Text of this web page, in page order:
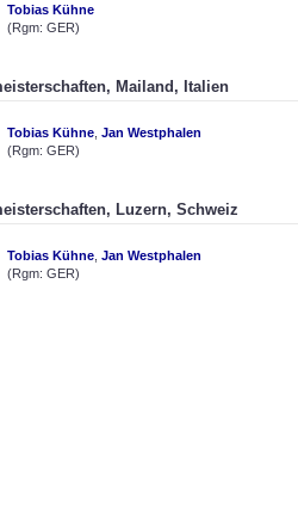
Tobias Kühne
(Rgm: GER)
Mailand, Italien
Tobias Kühne Jan Westphalen
(Rgm: GER)
Luzern, Schweiz
Tobias Kühne Jan Westphalen
(Rgm: GER)